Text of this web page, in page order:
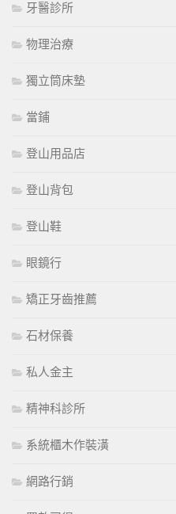
牙醫診所
物理治療
獨立筒床墊
當鋪
登山用品店
登山背包
登山鞋
眼鏡行
矯正牙齒推薦
石材保養
私人金主
精神科診所
系統櫃木作裝潢
網路行銷